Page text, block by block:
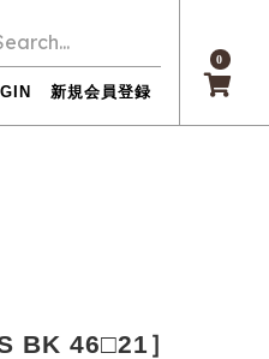
新規会員登録
0
BK 46□21］